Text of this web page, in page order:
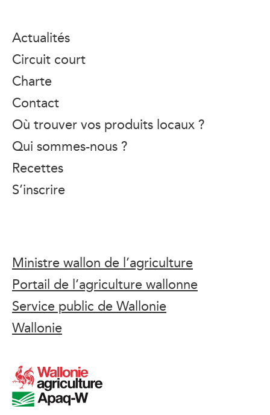
Actualités
Circuit court
Charte
Contact
Où trouver vos produits locaux ?
Qui sommes-nous ?
Recettes
S’inscrire
Ministre wallon de l’agriculture
Portail de l’agriculture wallonne
Service public de Wallonie
Wallonie